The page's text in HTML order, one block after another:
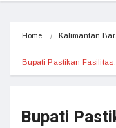
Home Kalimantan
Bupati Pastikan
Bupati